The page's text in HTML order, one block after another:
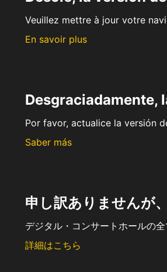
Veuillez mettre à jour votre
En savoir plus
Desgraciadamente,
Por favor, actualice la versión
Saber más
申し訳ありませんが
デジタル・コンサートホールの
詳細はこちら